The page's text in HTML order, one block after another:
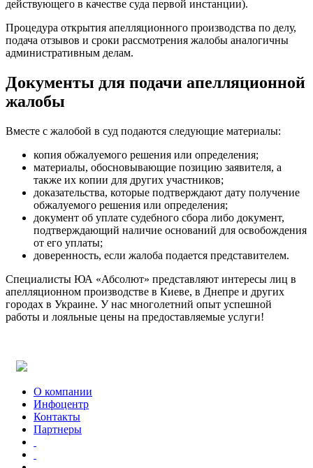
действующего в качестве суда первой инстанции).
Процедура открытия апелляционного производства по делу,
подача отзывов и сроки рассмотрения жалобы аналогичны
административным делам.
Документы для подачи апелляционной
жалобы
Вместе с жалобой в суд подаются следующие материалы:
копия обжалуемого решения или определения;
материалы, обосновывающие позицию заявителя, а
также их копии для других участников;
доказательства, которые подтверждают дату получение
обжалуемого решения или определения;
документ об уплате судебного сбора либо документ,
подтверждающий наличие оснований для освобождения
от его уплаты;
доверенность, если жалоба подается представителем.
Специалисты ЮА «Абсолют» представляют интересы лиц в
апелляционном производстве в Киеве, в Днепре и других
городах в Украине. У нас многолетний опыт успешной
работы и лояльные цены на предоставляемые услуги!
Absolute
В каких сферах наша компания предоставляет юридические
услуги ?
Работаем в сфере хозяйственного, корпоративного,
инвестиционного,
антимонопольного, административного и международного
права.
О компании
Инфоцентр
Контакты
Партнеры